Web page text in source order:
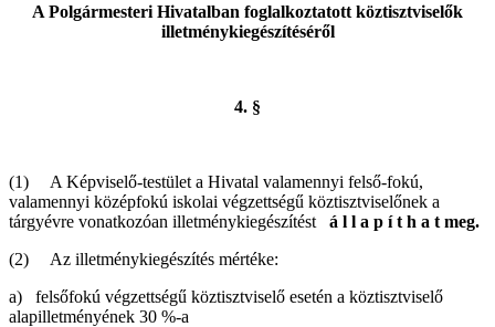
A Polgármesteri Hivatalban foglalkoztatott köztisztviselők
illetménykiegészítéséről
4. §
(1) A Képviselő-testület a Hivatal valamennyi felső-fokú,
valamennyi középfokú iskolai végzettségű köztisztviselőnek a
tárgyévre vonatkozóan illetménykiegészítést á l l a p í t h a t meg.
(2) Az illetménykiegészítés mértéke:
a) felsőfokú végzettségű köztisztviselő esetén a köztisztviselő
alapilletményének 30 %-a